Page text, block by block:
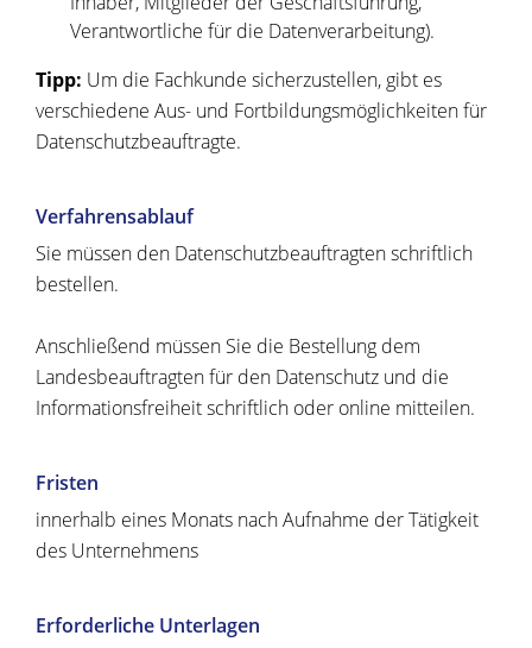
Verantwortliche für die Datenverarbeitung).
Tipp: Um die Fachkunde sicherzustellen, gibt es
verschiedene Aus- und Fortbildungsmöglichkeiten für
Datenschutzbeauftragte.
Verfahrensablauf
Sie müssen den Datenschutzbeauftragten schriftlich
bestellen.
Anschließend müssen Sie die Bestellung dem
Landesbeauftragten für den Datenschutz und die
Informationsfreiheit schriftlich oder online mitteilen.
Fristen
innerhalb eines Monats nach Aufnahme der Tätigkeit
des Unternehmens
Erforderliche Unterlagen